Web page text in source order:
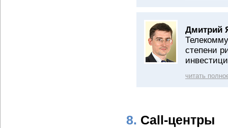
Дмитрий
степени
читать
8. Call-центры